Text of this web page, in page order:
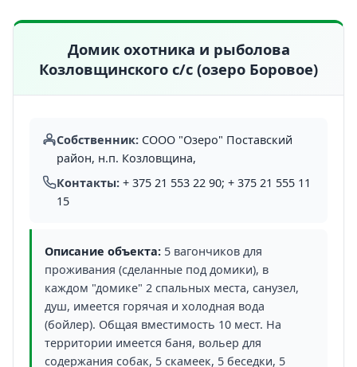
Домик охотника и рыболова
Козловщинского с/с (озеро Боровое)
Собственник: СООО "Озеро" Поставский
район, н.п. Козловщина,
Контакты: + 375 21 553 22 90; + 375 21 555 11
15
Описание объекта: 5 вагончиков для
проживания (сделанные под домики), в
каждом "домике" 2 спальных места, санузел,
душ, имеется горячая и холодная вода
(бойлер). Общая вместимость 10 мест. На
территории имеется баня, вольер для
содержания собак, 5 скамеек, 5 беседки, 5